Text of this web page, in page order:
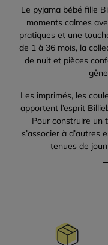
Le pyjama bébé fille
moments calmes
pratiques et une
de 1 à 36 mois, la
de nuit et pièces
Les imprimés, les
apportent l’esprit
Pour construire un
s’associer à d’autres
tenues de